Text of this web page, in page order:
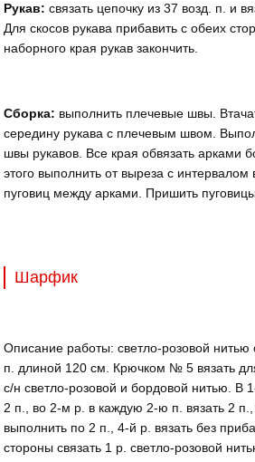
Рукав: связать цепочку из 37 возд. п. и
Для скосов рукава прибавить с обеих
наборного края рукав закончить.
Сборка: выполнить плечевые швы.
середину рукава с плечевым швом.
швы рукавов. Все края обвязать арками
этого выполнить от выреза с интервалом
пуговиц между арками. Пришить пуговицы.
Шарфик
Описание работы: светло-розовой нитью
п. длиной 120 см. Крючком № 5 вязать
с/н светло-розовой и бордовой нитью. В
2 п., во 2-м р. в каждую 2-ю п. вязать 2
выполнить по 2 п., 4-й р. вязать без
стороны связать 1 р. светло-розовой